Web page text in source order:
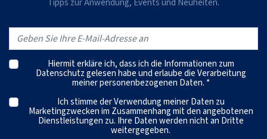
Tipps zur Anwendung, Events und Neuheiten.
Hiermit erkläre ich, dass ich die Informationen zum
Datenschutz gelesen habe und erlaube die Verarbeitung
meiner personenbezogenen Daten. *
Ich stimme der Verwendung meiner Daten zu
Marketingzwecken im Zusammenhang mit den angebotenen
Dienstleistungen zu. Ihre Daten werden nicht an Dritte
weitergegeben.